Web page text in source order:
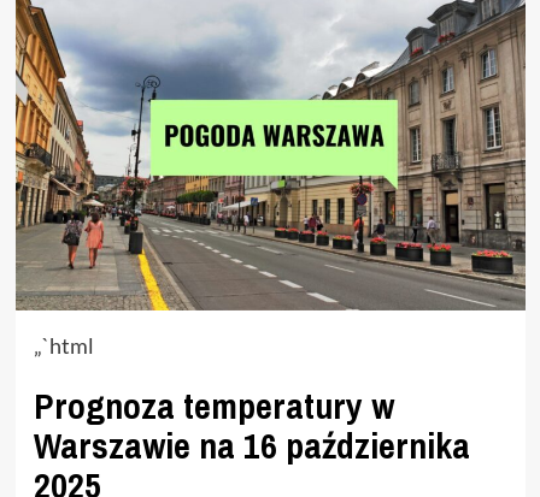
„`html
Prognoza temperatury w
Warszawie na 16 października
2025